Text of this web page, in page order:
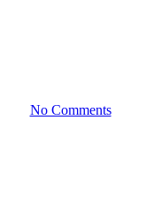
No Comments